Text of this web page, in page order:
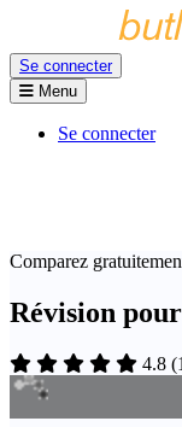
Se connecter
Menu
Se connecter
Comparez
Révision
4.8 (